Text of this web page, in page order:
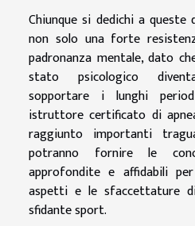
Chiunque si dedichi a queste
non solo una forte
padronanza mentale, dato
stato psicologico
sopportare i lunghi
istruttore certificato di
raggiunto importanti
potranno fornire le
approfondite e affidabili
aspetti e le sfaccettature
sfidante sport.